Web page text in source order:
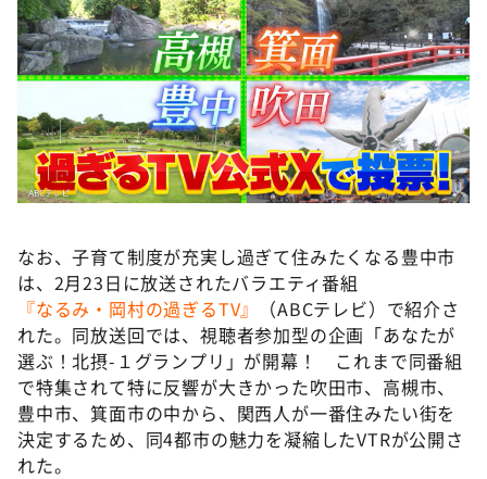
なお、子育て制度が充実し過ぎて住みたくなる豊中市
は、2月23日に放送されたバラエティ番組
『なるみ・岡村の過ぎるTV』
（ABCテレビ）で紹介さ
れた。同放送回では、視聴者参加型の企画「あなたが
選ぶ！北摂-１グランプリ」が開幕！ これまで同番組
で特集されて特に反響が大きかった吹田市、高槻市、
豊中市、箕面市の中から、関西人が一番住みたい街を
決定するため、同4都市の魅力を凝縮したVTRが公開さ
れた。